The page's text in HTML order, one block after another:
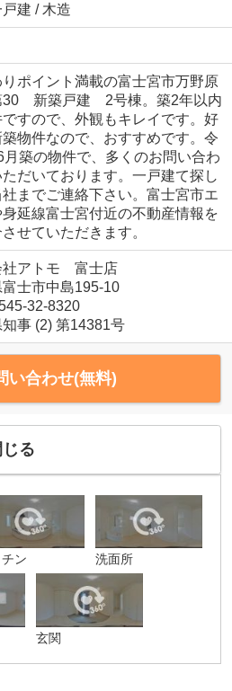
建 / 木造
りポイント満載の富士宮市万野原
30 新築戸建 2号棟。築2年以内
すので、外観もキレイです。好
物件なので、おすすめです。令
月築の物件で、多くのお問い合わ
だいております。一戸建て探し
社までご連絡下さい。富士宮市エ
身延線富士宮付近の不動産情報を
せていただきます。
社アトモ 富士店
士市中島195-10
32-8320
事 (2) 第14381号
い合わせ(無料)
る
ン 洗面所
玄関